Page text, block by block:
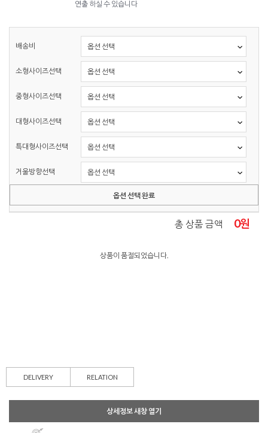
연출 하실 수 있습니다
배송비
소형사이즈선택
중형사이즈선택
대형사이즈선택
특대형사이즈선택
거울방향선택
옵션 선택 완료
총 상품 금액 0원
상품이 품절되었습니다.
DELIVERY RELATION
상세정보 새창 열기